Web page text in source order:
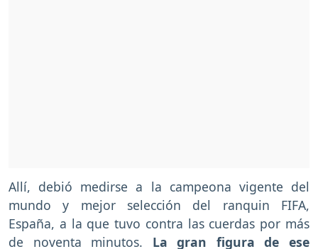
Allí, debió medirse a la campeona vigente del
mundo y mejor selección del ranquin FIFA,
España, a la que tuvo contra las cuerdas por más
de noventa minutos. La gran figura de ese